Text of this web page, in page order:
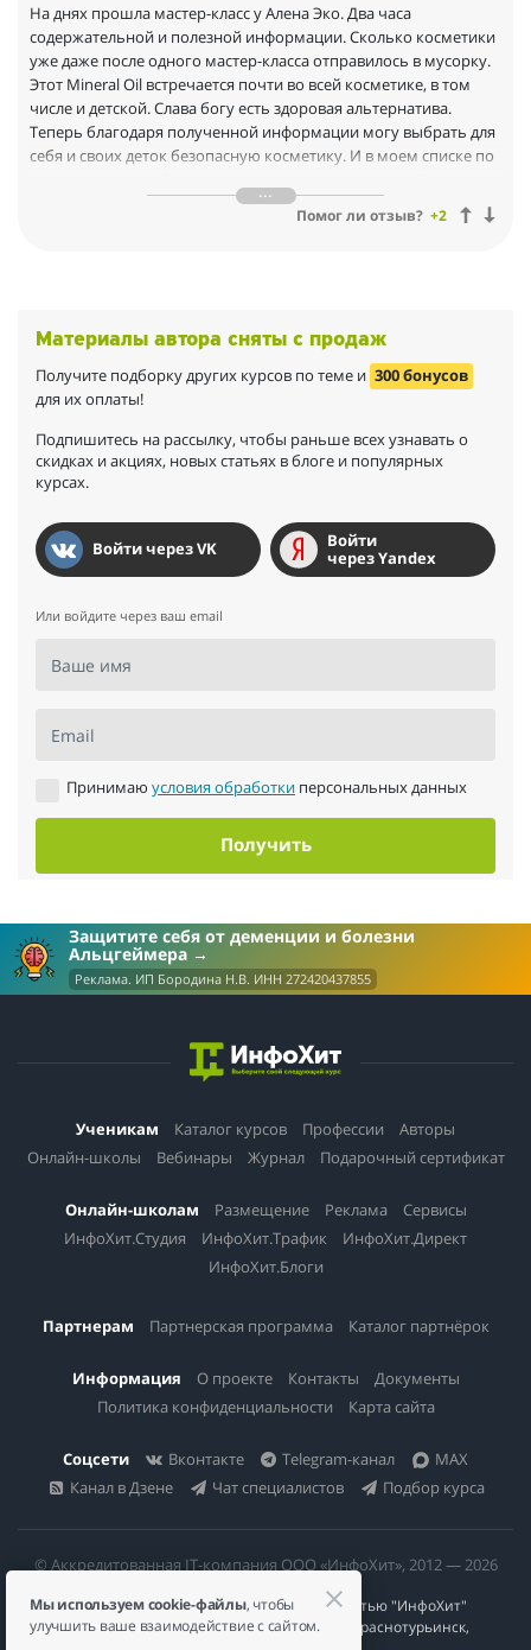
по-другому и Алёна знает, как это исправить.
Алёна спасибо большое, что научила меня дружить со своей
кожей. Это изменило жизнь к лучшему%u2764
На днях прошла мастер-класс у Алена Эко. Два часа
содержательной и полезной информации. Сколько косметики
уже даже после одного мастер-класса отправилось в мусорку.
Этот Mineral Oil встречается почти во всей косметике, в том
числе и детской. Слава богу есть здоровая альтернатива.
Теперь благодаря полученной информации могу выбрать для
себя и своих деток безопасную косметику. И в моем списке по
Алены Эко. Благодарю за ценную информацию и ваш вклад в
здоровье человечества и будущее планеты.
Помог ли отзыв? +2
Материалы автора сняты с продаж
Получите подборку других курсов по теме и 300 бонусов
для их оплаты!
Подпишитесь на рассылку, чтобы раньше всех узнавать о
скидках и акциях, новых статьях в блоге и популярных
курсах.
Войти через VK
Войти
через Yandex
Или войдите через ваш email
Ваше имя
Email
Принимаю условия обработки персональных данных
Получить
Защитите себя от деменции и болезни
Альцгеймера
Реклама. ИП Бородина Н.В. ИНН 272420437855
Ученикам Каталог курсов Профессии
Авторы
Онлайн-школы
Вебинары Журнал Подарочный сертификат
Онлайн-школам Размещение Реклама
Сервисы
ИнфоХит.Студия
ИнфоХит.Трафик
ИнфоХит.Директ
ИнфоХит.Блоги
Партнерам Партнерская программа Каталог партнёрок
Информация О проекте Контакты
Документы
Политика конфиденциальности
Карта сайта
Соцсети Вконтакте Telegram-канал
MAX
Канал в Дзене
Чат специалистов Подбор курса
© Аккредитованная IT-компания ООО «ИнфоХит», 2012 — 2026
Общество с ограниченной ответственностью "ИнфоХит"
624446, Россия, Свердловская область, г. Краснотурьинск,
Мы используем cookie-файлы, чтобы
улучшить ваше взаимодействие с сайтом.